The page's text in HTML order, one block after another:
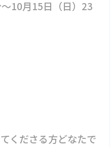
10月15日（日）23
くださる方どなたで